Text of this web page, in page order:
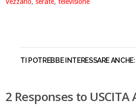
TI POTREBBE INTERESSARE ANCHE:
2 Responses to USCITA